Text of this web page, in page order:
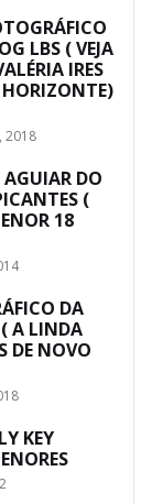
LBS ( VEJA
IRES
2018
AGUIAR DO
(
18
DA
( A LINDA
DE NOVO
KEY